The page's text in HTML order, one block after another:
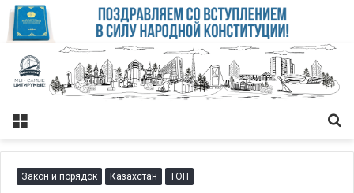
Меню
Закон и порядок Казахстан ТОП